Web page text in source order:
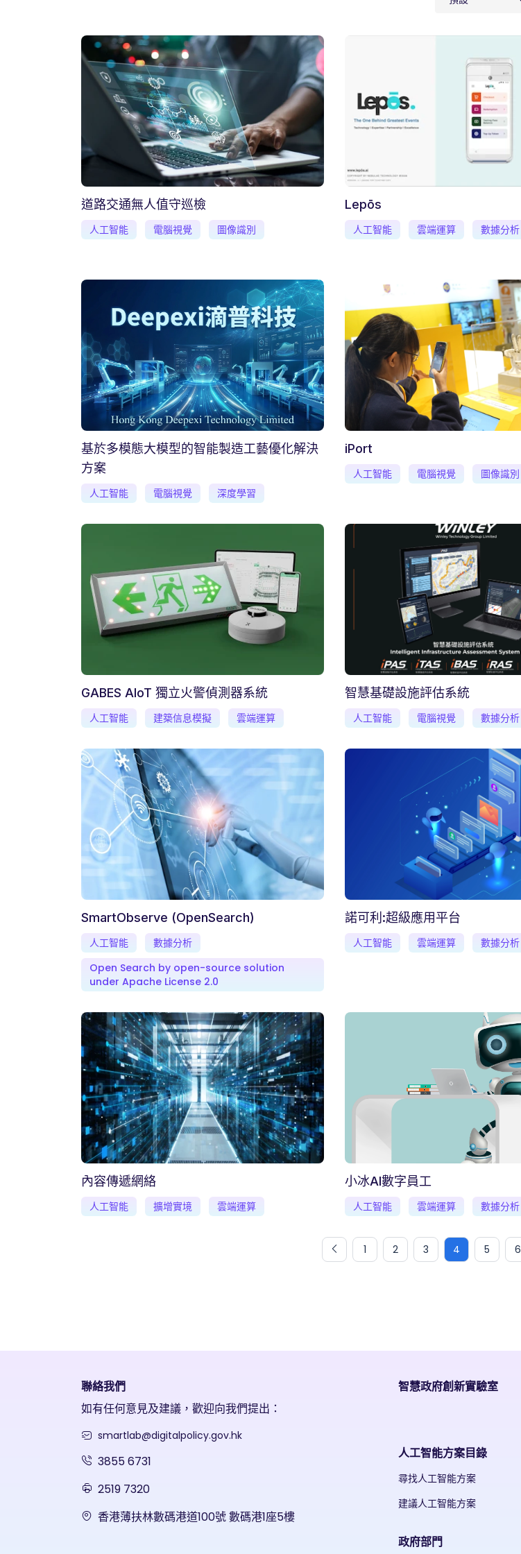
道路交通無人值守巡檢
人工智能 電腦視覺 圖像識別
Lepōs
人工智能 雲端運算 數據分析
基於多模態大模型的智能製造工藝優化解決
方案
人工智能 電腦視覺 深度學習
iPort
人工智能 電腦視覺 圖像識別
GABES AIoT 獨立火警偵測器系統
人工智能 建築信息模擬 雲端運算
智慧基礎設施評估系統
人工智能 電腦視覺 數據分析
SmartObserve (OpenSearch)
人工智能
數據分析
Open Search by open-source solution
under Apache License 2.0
諾可利:超級應用平台
人工智能 雲端運算 數據分析
內容傳遞網絡
人工智能 擴增實境 雲端運算
小冰AI數字員工
人工智能 雲端運算 數據分析
1 2 3 4 5 6
聯絡我們
如有任何意見及建議，歡迎向我們提出：
smartlab@digitalpolicy.gov.hk
3855 6731
2519 7320
香港薄扶林數碼港道100號 數碼港1座5樓
智慧政府創新實驗室
人工智能方案目錄
尋找人工智能方案
建議人工智能方案
政府部門